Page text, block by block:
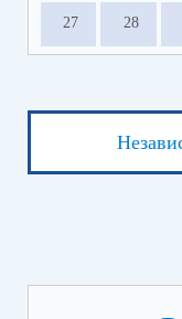
27 28